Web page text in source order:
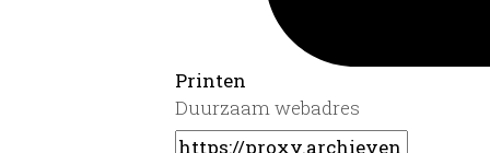
Printen
Duurzaam webadres